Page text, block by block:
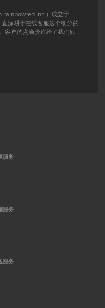
rainbowred inc.）成立于
深耕于在线客服这个细分的
客户的点滴赞许给了我们贴
服务
服务
服务